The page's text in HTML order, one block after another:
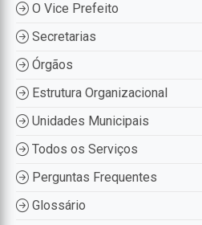
O Vice Prefeito
Secretarias
Órgãos
Estrutura Organizacional
Unidades Municipais
Todos os Serviços
Perguntas Frequentes
Glossário